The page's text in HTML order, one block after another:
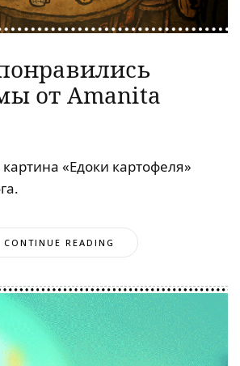
от Amanita
«Едоки картофеля»
CONTINUE READING